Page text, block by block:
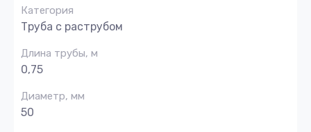
Категория
Труба с раструбом
Длина трубы, м
0,75
Диаметр, мм
50